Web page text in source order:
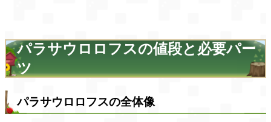
パラサウロロフスの値段と必要パー
ツ
パラサウロロフスの全体像